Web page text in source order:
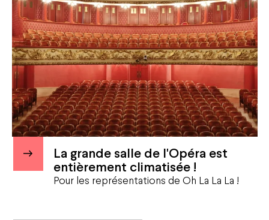
La grande salle de l'Opéra est
entièrement climatisée !
Pour les représentations de Oh La La La !
Opéra national de Nancy-Lorraine
The History
Who are we?
Nancy Opera Xperience
Activity reports and deliberations
Citizens' Opera
Solidarities
Environmental responsibility
Apprentice Training Centre
Artistic emergence
News